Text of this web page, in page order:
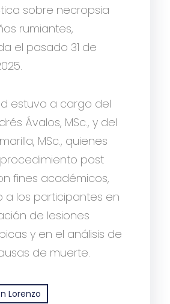
sobre necropsia
rumiantes,
el pasado 31 de
estuvo a cargo del
Ávalos, MSc., y del
MSc., quienes
post
fines académicos,
a los participantes en
de lesiones
y en el análisis de
de muerte.
Lorenzo